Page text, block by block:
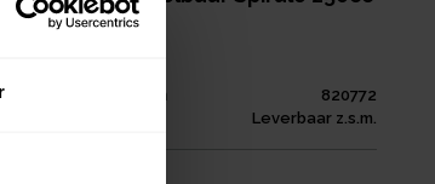
€ 1,76
Afmeting:
mm
820772
Leverbaar z.s.m.